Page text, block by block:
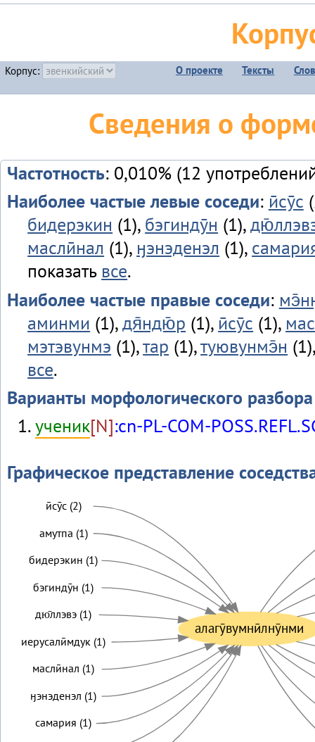
Корпус: О проекте Тексты
Сведения о
Частотность: 0,010% (12
Наиболее частые левые соседи: ӣсӯс
бидерэкин (1), бэгиндӯн (1),
маслӣнал (1), ӈэнэденэл (1),
показать все.
Наиболее частые правые соседи:
аминми (1),дя̄ндю̄р (1), ӣсӯс (1),
мэтэвунмэ (1),тар (1),туювунмэ̄н
все.
Варианты морфологического разбора
ученик[N]:cn-PL-COM-
Графическое представление
алагӯвумнӣлнӯнми
ӣсӯс (2)
амутпа (1)
бидерэкин (1)
бэгиндӯн (1)
дю̄ллэвэ (1)
иерусалӣмдук (1)
маслӣнал (1)
ӈэнэденэл (1)
самария (1)